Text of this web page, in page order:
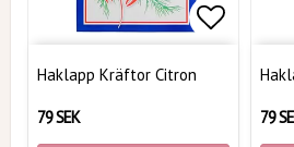
Lägg
Haklapp Kräftor Citron
79 SEK 79